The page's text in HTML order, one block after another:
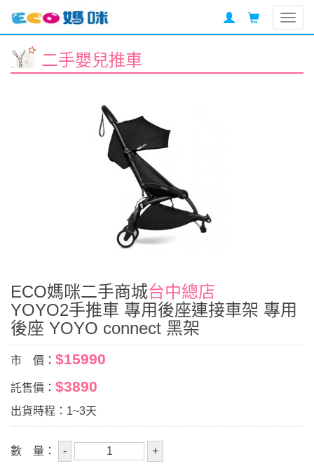
二手嬰兒推車
ECO媽咪二手商城台中總店
YOYO2手推車 專用後座連接車架 專用
後座 YOYO connect 黑架
市 價： $15990
託售價： $3890
出貨時程：1~3天
數 量：